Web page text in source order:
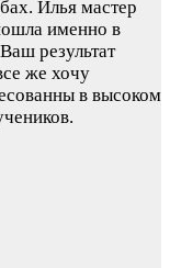
Илья мастер
именно в
результат
же хочу
в высоком